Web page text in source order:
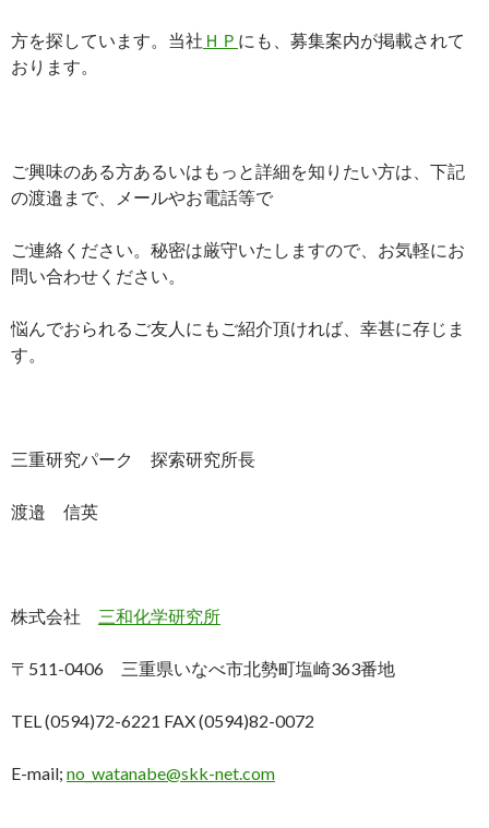
方を探しています。当社 ＨＰ にも、募集案内が掲載されて
おります。
ご興味のある方あるいはもっと詳細を知りたい方は、下記
の渡邉まで、メールやお電話等で
ご連絡ください。秘密は厳守いたしますので、お気軽にお
問い合わせください。
悩んでおられるご友人にもご紹介頂ければ、幸甚に存じま
す。
三重研究パーク 探索研究所長
渡邉 信英
株式会社 三和化学研究所
〒511-0406 三重県いなべ市北勢町塩崎363番地
TEL (0594)72-6221 FAX (0594)82-0072
E-mail; no_watanabe@skk-net.com